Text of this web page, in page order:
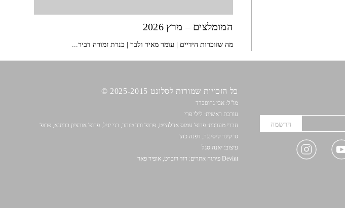
המומלצים – מרץ 2026
מה שזוכרות הידיים | עומר מאיר ולבר | כנרת זמורה דביר...
כל הזכויות שמורות לסלונט 2025-2015 ©
מו"ל: אבי גרוסברד
עורכת ראשית: לילי פרי
חברי מערכת: פרופ' עמוס אדלהייט, פרופ' ורד טוהר, רני יגיל, פרופ' אורציון ברתנא, פרופ'
גד קינר קיסינגר, דפנה כהן
עיצוב:יאנה סגל
Devint פיתוח אתרים: דוד רוברט, אופיר פאר